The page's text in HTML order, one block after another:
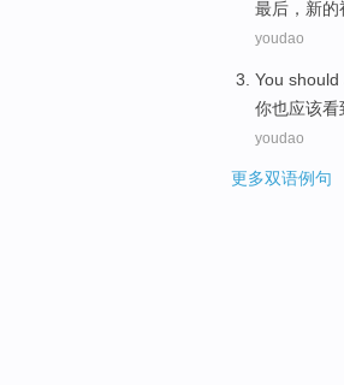
最后 ， 新的
youdao
You should
你也应该看
youdao
更多双语例句